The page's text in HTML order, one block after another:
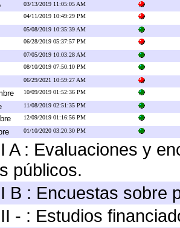
03/13/2019 11:05:05 AM
04/11/2019 10:49:29 PM
05/08/2019 10:35:39 AM
06/28/2019 05:37:57 PM
07/05/2019 10:03:28 AM
08/10/2019 07:50:10 PM
06/29/2021 10:59:27 AM
10/09/2019 01:52:36 PM
11/08/2019 02:51:35 PM
12/09/2019 01:16:56 PM
01/10/2020 03:20:30 PM
A : Evaluaciones y
públicos.
B : Encuestas sobre
- : Estudios